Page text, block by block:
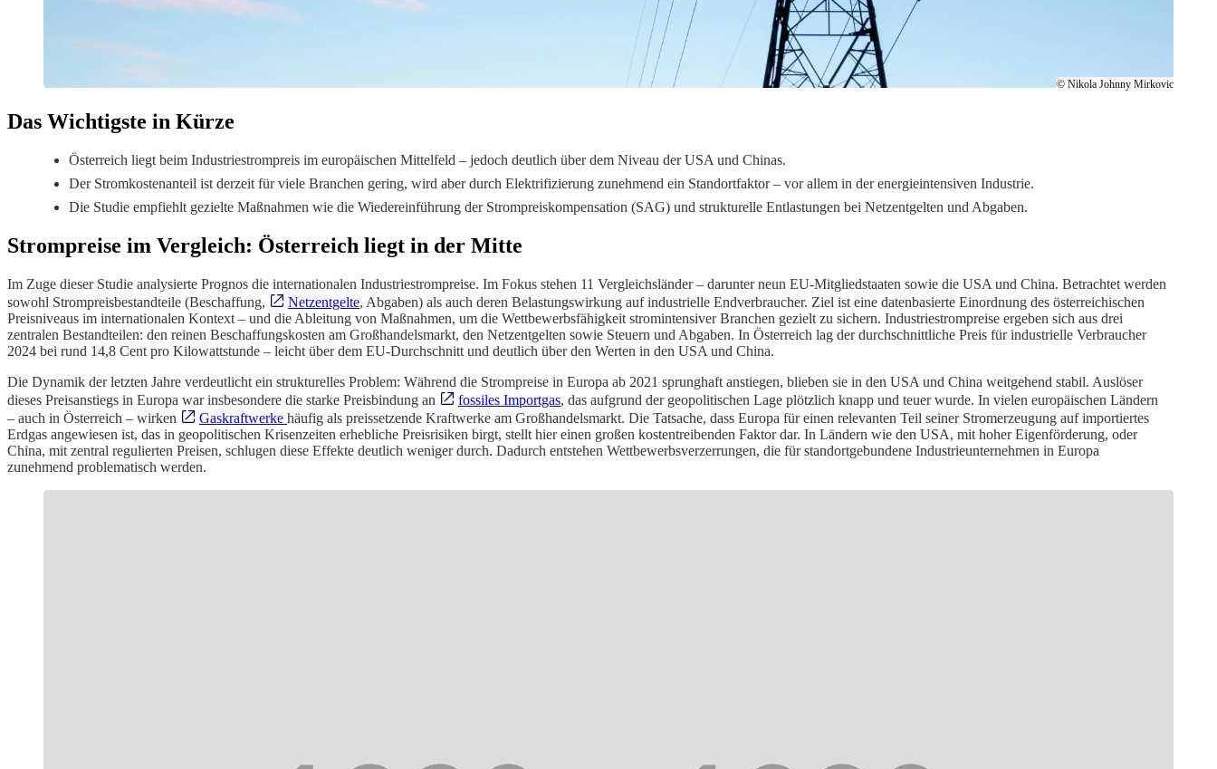
© Nikola Johnny Mirkovic
Das Wichtigste in Kürze
Österreich liegt beim Industriestrompreis im europäischen Mittelfeld – jedoch deutlich über dem Niveau der USA und Chinas.
Der Stromkostenanteil ist derzeit für viele Branchen gering, wird aber durch Elektrifizierung zunehmend ein Standortfaktor – vor allem in der energieintensiven Industrie.
Die Studie empfiehlt gezielte Maßnahmen wie die Wiedereinführung der Strompreiskompensation (SAG) und strukturelle Entlastungen bei Netzentgelten und Abgaben.
Strompreise im Vergleich: Österreich liegt in der Mitte
Im Zuge dieser Studie analysierte Prognos die internationalen Industriestrompreise. Im Fokus stehen 11 Vergleichsländer – darunter neun EU-Mitgliedstaaten sowie die USA und China. Betrachtet werden
sowohl Strompreisbestandteile (Beschaffung,
Netzentgelte, Abgaben) als auch deren Belastungswirkung auf industrielle Endverbraucher. Ziel ist eine datenbasierte Einordnung des österreichischen
Preisniveaus im internationalen Kontext – und die Ableitung von Maßnahmen, um die Wettbewerbsfähigkeit stromintensiver Branchen gezielt zu sichern. Industriestrompreise ergeben sich aus drei
zentralen Bestandteilen: den reinen Beschaffungskosten am Großhandelsmarkt, den Netzentgelten sowie Steuern und Abgaben. In Österreich lag der durchschnittliche Preis für industrielle Verbraucher
2024 bei rund 14,8 Cent pro Kilowattstunde – leicht über dem EU-Durchschnitt und deutlich über den Werten in den USA und China.
Die Dynamik der letzten Jahre verdeutlicht ein strukturelles Problem: Während die Strompreise in Europa ab 2021 sprunghaft anstiegen, blieben sie in den USA und China weitgehend stabil. Auslöser
dieses Preisanstiegs in Europa war insbesondere die starke Preisbindung an
fossiles Importgas, das aufgrund der geopolitischen Lage plötzlich knapp und teuer wurde. In vielen europäischen Ländern
– auch in Österreich – wirken
Gaskraftwerke häufig als preissetzende Kraftwerke am Großhandelsmarkt. Die Tatsache, dass Europa für einen relevanten Teil seiner Stromerzeugung auf importiertes
Erdgas angewiesen ist, das in geopolitischen Krisenzeiten erhebliche Preisrisiken birgt, stellt hier einen großen kostentreibenden Faktor dar. In Ländern wie den USA, mit hoher Eigenförderung, oder
China, mit zentral regulierten Preisen, schlugen diese Effekte deutlich weniger durch. Dadurch entstehen Wettbewerbsverzerrungen, die für standortgebundene Industrieunternehmen in Europa
zunehmend problematisch werden.